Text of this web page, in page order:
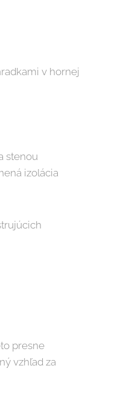
v hornej
stenou
izolácia
presne
vzhľad za